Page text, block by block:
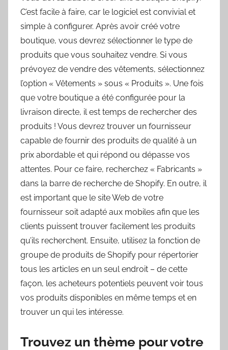
C’est facile à faire, car le logiciel est convivial et
simple à configurer. Après avoir créé votre
boutique, vous devrez sélectionner le type de
produits que vous souhaitez vendre. Si vous
prévoyez de vendre des vêtements, sélectionnez
l’option « Vêtements » sous « Produits ». Une fois
que votre boutique a été configurée pour la
livraison directe, il est temps de rechercher des
produits ! Vous devrez trouver un fournisseur
capable de fournir des produits de qualité à un
prix abordable et qui répond ou dépasse vos
attentes. Pour ce faire, recherchez « Fabricants »
dans la barre de recherche de Shopify. En outre, il
est important que le site Web de votre
fournisseur soit adapté aux mobiles afin que les
clients puissent trouver facilement les produits
qu’ils recherchent. Ensuite, utilisez la fonction de
groupe de produits de Shopify pour répertorier
tous les articles en un seul endroit – de cette
façon, les acheteurs potentiels peuvent voir tous
vos produits disponibles en même temps et en
trouver un qui les intéresse.
Trouvez un thème pour votre